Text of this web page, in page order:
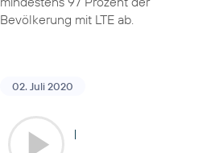
Bevölkerung mit LTE ab.
02. Juli 2020